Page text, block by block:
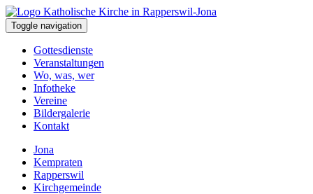
Toggle navigation
Gottesdienste
Veranstaltungen
Wo, was, wer
Infotheke
Vereine
Bildergalerie
Kontakt
Jona
Kempraten
Rapperswil
Kirchgemeinde